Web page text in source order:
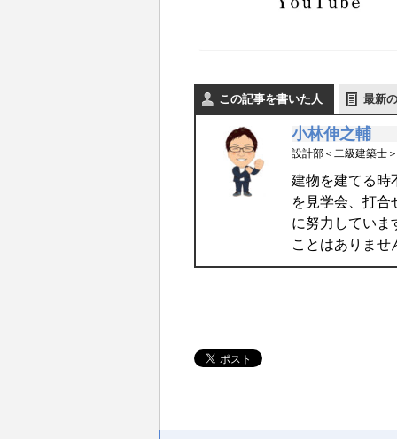
この記事を書いた人 最新
小林伸之輔
設計部＜二級建築士＞
建物を建てる時
を見学会、打合
に努力していま
ことはありませ